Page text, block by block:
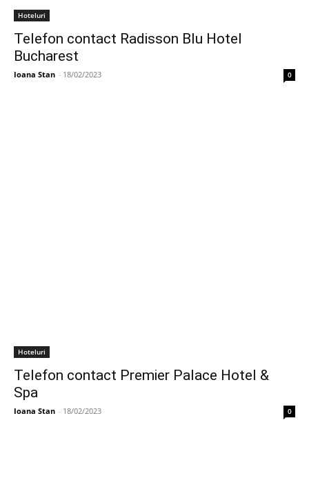
Hoteluri
Telefon contact Radisson Blu Hotel
Bucharest
Ioana Stan - 18/02/2023 0
Hoteluri
Telefon contact Premier Palace Hotel &
Spa
Ioana Stan - 18/02/2023 0